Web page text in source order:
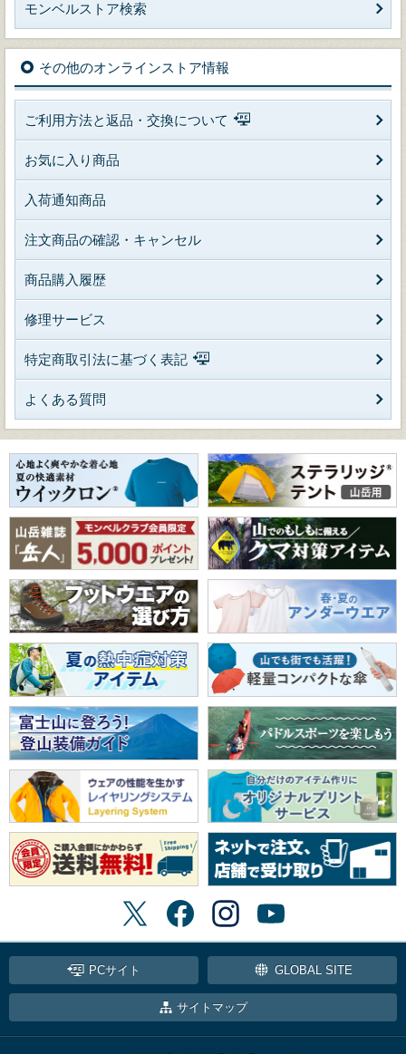
モンベルストア検索
その他のオンラインストア情報
ご利用方法と返品・交換について
お気に入り商品
入荷通知商品
注文商品の確認・キャンセル
商品購入履歴
修理サービス
特定商取引法に基づく表記
よくある質問
PCサイト GLOBAL SITE
サイトマップ